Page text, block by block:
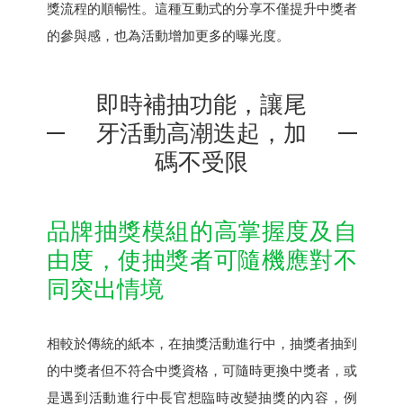
獎流程的順暢性。這種互動式的分享不僅提升中獎者
的參與感，也為活動增加更多的曝光度。
即時補抽功能，讓尾
牙活動高潮迭起，加
碼不受限
品牌抽獎模組的高掌握度及自
由度，使抽獎者可隨機應對不
同突出情境
相較於傳統的紙本，在抽獎活動進行中，抽獎者抽到
的中獎者但不符合中獎資格，可隨時更換中獎者，或
是遇到活動進行中長官想臨時改變抽獎的內容，例